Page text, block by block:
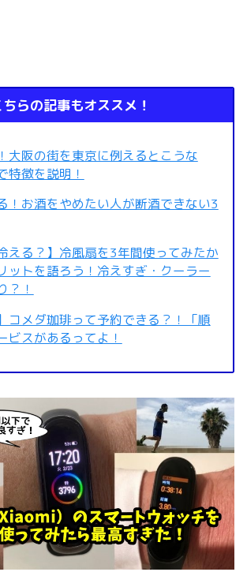
ちらの記事もオススメ！
大阪の街を東京に例えるとこうな
特徴を説明！
！お酒をやめたい人が断酒できない3
える？】冷風扇を3年間使ってみたか
ットを語ろう！冷えすぎ・クーラー
？！
コメダ珈琲って予約できる？！「順
ビスがあるってよ！